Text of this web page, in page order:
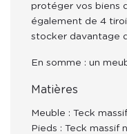
protéger vos biens
également de 4
stocker davantage
En somme : un
Matières
Meuble : Teck
Pieds : Teck massif